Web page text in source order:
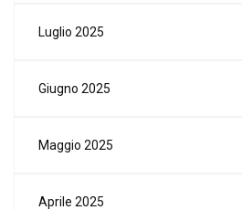
Luglio 2025
Giugno 2025
Maggio 2025
Aprile 2025